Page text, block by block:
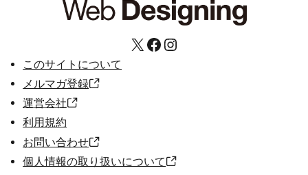
X Facebook Instagram
このサイトについて
メルマガ登録
運営会社
利用規約
お問い合わせ
個人情報の取り扱いについて